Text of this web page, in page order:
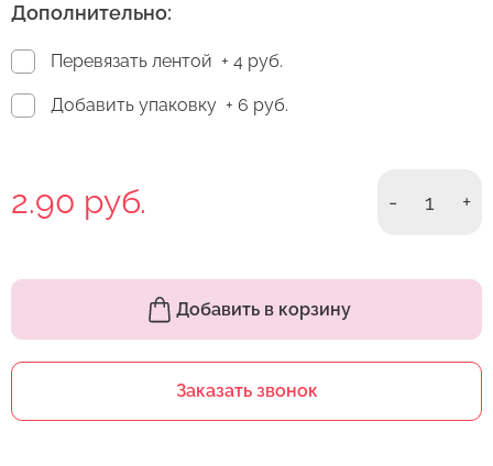
Дополнительно:
Перевязать лентой + 4 руб.
Добавить упаковку + 6 руб.
2.90 руб. - 1 +
Добавить в корзину
Заказать звонок